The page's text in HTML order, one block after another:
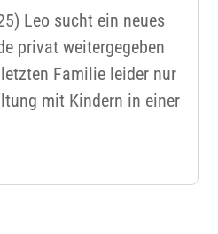
Leo sucht ein neues
privat weitergegeben
Familie leider nur
mit Kindern in einer